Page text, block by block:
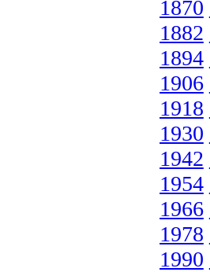
1870
1882
1894
1906
1918
1930
1942
1954
1966
1978
1990